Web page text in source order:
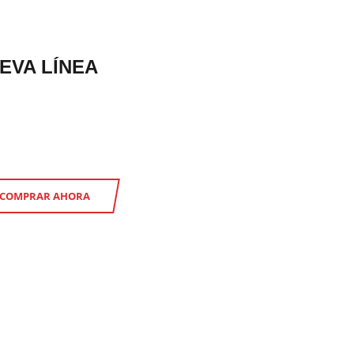
LÍNEA
COMPRAR AHORA